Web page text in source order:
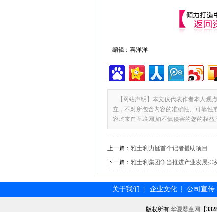
编辑：喜洋洋
【网站声明】本文仅代表作者本人观
立，不对所包含内容的准确性、可靠性
容均来自互联网,如不慎侵害的您的权益,
上一篇： 雅士利力挺首个记者援助项目
下一篇： 雅士利集团争当推进产业发展排
关于我们 ┆ 企业文化 ┆ 公司宣传
版权所有 华夏婴童网 【